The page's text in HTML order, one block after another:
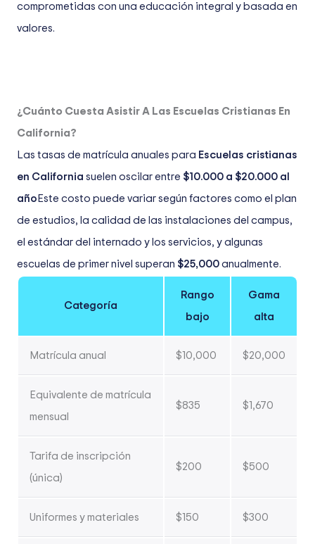
comprometidas con una educación integral y basada en
valores.
¿Cuánto Cuesta Asistir A Las Escuelas Cristianas En
California?
Las tasas de matrícula anuales para Escuelas cristianas
en California suelen oscilar entre $10.000 a $20.000 al
año Este costo puede variar según factores como el plan
de estudios, la calidad de las instalaciones del campus,
el estándar del internado y los servicios, y algunas
escuelas de primer nivel superan $25,000 anualmente.
Categoría
Rango
bajo
Gama
alta
Matrícula anual $10,000 $20,000
Equivalente de matrícula
mensual
$835 $1,670
Tarifa de inscripción
(única)
$200 $500
Uniformes y materiales $150 $300